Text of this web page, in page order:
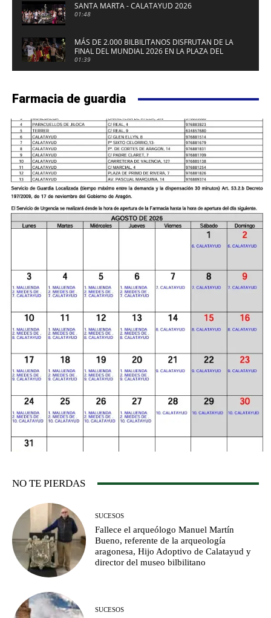
SANTA MARTA - CALATAYUD 2026
01:48
MÁS DE 2.000 BILBILITANOS DISFRUTAN DE LA
FINAL DEL MUNDIAL 2026 EN LA PLAZA DEL
FUERTE DE CALATAYUD
01:39
Farmacia de guardia
NO TE PIERDAS
SUCESOS
Fallece el arqueólogo Manuel Martín
Bueno, referente de la arqueología
aragonesa, Hijo Adoptivo de Calatayud y
director del museo bilbilitano
SUCESOS